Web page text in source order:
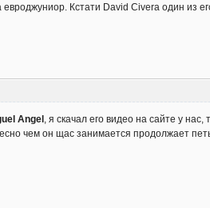
евроджуниор. Кстати David Civera один из
Angel , я скачал его видео на сайте у
чем он щас занимается продолжает